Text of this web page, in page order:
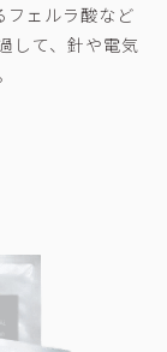
フェルラ酸など
して、針や電気